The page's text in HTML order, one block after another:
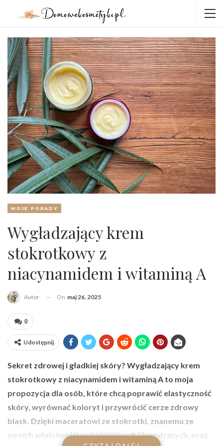
MOJE PORADY
Wygładzający krem
stokrotkowy z
niacynamidem i witaminą A
Autor On maj 26, 2025
0
Udostępnij
Sekret zdrowej i gładkiej skóry? Wygładzający krem
stokrotkowy z niacynamidem i witaminą A to moja
propozycja dla osób, które chcą poprawić elastyczność
skóry, wyrównać koloryt i przywrócić cerze zdrowy
blask. Dzięki maceratowi ze stokrotki, znanemu ze
swoich właściwości rozjaśniających i łagodzących, oraz